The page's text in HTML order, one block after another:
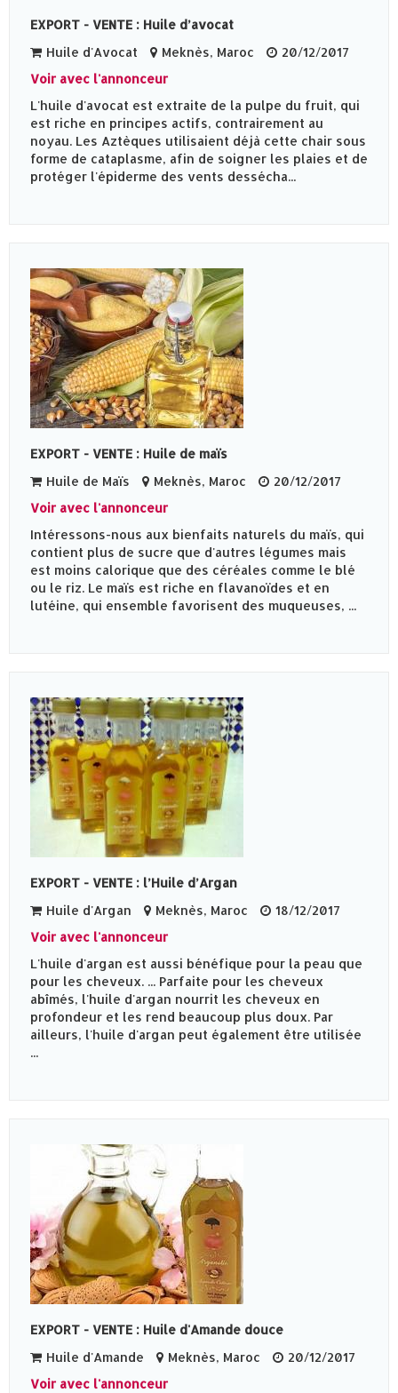
EXPORT - VENTE : Huile d’avocat
Huile d'Avocat
Meknès‎, Maroc
20/12/2017
Voir avec l'annonceur
L'huile d'avocat est extraite de la pulpe du fruit, qui
est riche en principes actifs, contrairement au
noyau. Les Aztèques utilisaient déjà cette chair sous
forme de cataplasme, afin de soigner les plaies et de
protéger l'épiderme des vents dessécha...
EXPORT - VENTE : Huile de maïs
Huile de Maïs
Meknès‎, Maroc
20/12/2017
Voir avec l'annonceur
Intéressons-nous aux bienfaits naturels du maïs, qui
contient plus de sucre que d'autres légumes mais
est moins calorique que des céréales comme le blé
ou le riz. Le maïs est riche en flavanoïdes et en
lutéine, qui ensemble favorisent des muqueuses, ...
EXPORT - VENTE : l’Huile d’Argan
Huile d'Argan
Meknès‎, Maroc
18/12/2017
Voir avec l'annonceur
L'huile d'argan est aussi bénéfique pour la peau que
pour les cheveux. ... Parfaite pour les cheveux
abîmés, l'huile d'argan nourrit les cheveux en
profondeur et les rend beaucoup plus doux. Par
ailleurs, l'huile d'argan peut également être utilisée
...
EXPORT - VENTE : Huile d'Amande douce
Huile d'Amande
Meknès‎, Maroc
20/12/2017
Voir avec l'annonceur